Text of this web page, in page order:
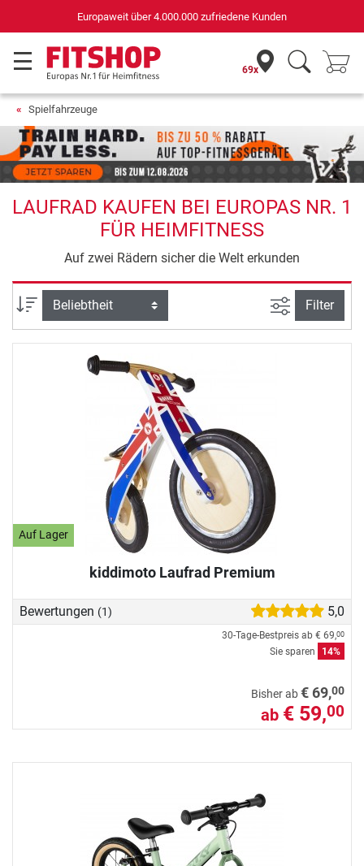
für Sportgeräte (n-tv+DISQ 2016-2024)
69x
Spielfahrzeuge
LAUFRAD KAUFEN BEI EUROPAS NR. 1
FÜR HEIMFITNESS
Auf zwei Rädern sicher die Welt erkunden
Sortierung Ansicht
Filter
Auf Lager
kiddimoto Laufrad Premium
Bewertungen (1) 5,0
30-Tage-Bestpreis ab € 69,00
Sie sparen 14%
Bisher ab€ 69,00
ab € 59,00